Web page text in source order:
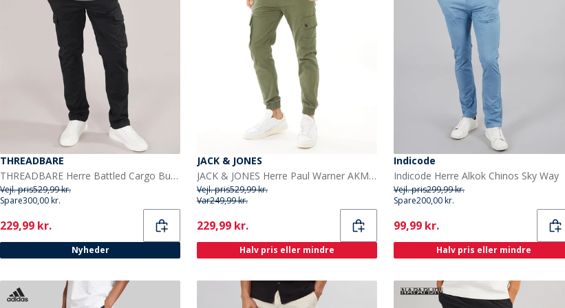
THREADBARE
THREADBARE Herre Battled Cargo Bukser Sort
Vejl. pris529,99 kr.
Spare300,00 kr.
Current
229,99 kr.
Nyheder
JACK & JONES
JACK & JONES Herre Paul Warner AKM 111 Cargobukser Olivengrøn
Vejl. pris529,99 kr.
Var249,99 kr.
Current
229,99 kr.
Halv pris eller mindre
Indicode
Indicode Herre Alkok Chinos Sky Way
Vejl. pris299,99 kr.
Spare200,00 kr.
Current
99,99 kr.
Halv pris eller mindre